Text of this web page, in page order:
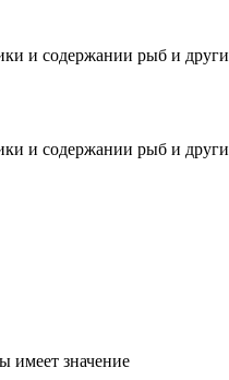
и содержании рыб и
и содержании рыб и
имеет значение